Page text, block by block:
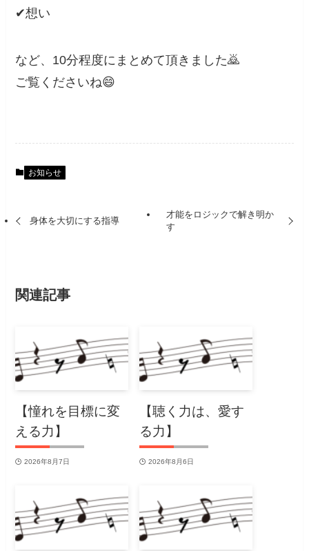
✔想い
など、10分程度にまとめて頂きました🙇
ご覧くださいね😄
お知らせ
身体を大切にする指導
才能をロジックで解き明か
す
関連記事
【憧れを目標に変
える力】
2026年8月7日
【聴く力は、愛す
る力】
2026年8月6日